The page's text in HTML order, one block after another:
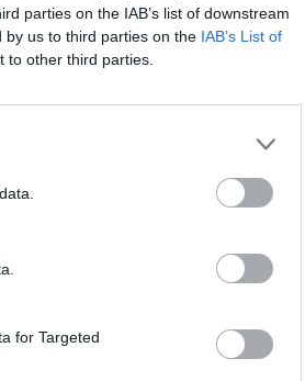
parties on the IAB’s list of downstream
by us to third parties on the IAB’s List of
to other third parties.
for Targeted
ΟΙΚΟΝΟΜΙΑ
30.12.2025 11:10
PARAPOLITIKA NEWSROOM
χρήσης